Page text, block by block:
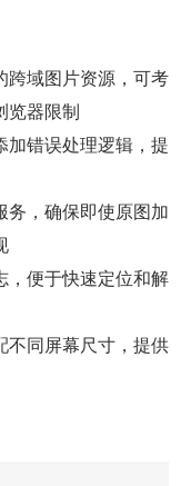
跨域图片资源，可考
览器限制
加错误处理逻辑，提
务，确保即使原图加
，便于快速定位和解
不同屏幕尺寸，提供